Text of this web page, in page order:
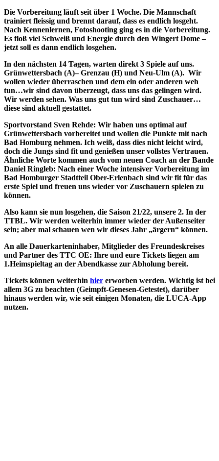
Die Vorbereitung läuft seit über 1 Woche. Die Mannschaft
trainiert fleissig und brennt darauf, dass es endlich losgeht.
Nach Kennenlernen, Fotoshooting ging es in die Vorbereitung.
Es floß viel Schweiß und Energie durch den Wingert Dome –
jetzt soll es dann endlich losgehen.
In den nächsten 14 Tagen, warten direkt 3 Spiele auf uns.
Grünwettersbach (A)– Grenzau (H) und Neu-Ulm (A). Wir
wollen wieder überraschen und dem ein oder anderen weh
tun…wir sind davon überzeugt, dass uns das gelingen wird.
Wir werden sehen. Was uns gut tun wird sind Zuschauer…
diese sind aktuell gestattet.
Sportvorstand Sven Rehde: Wir haben uns optimal auf
Grünwettersbach vorbereitet und wollen die Punkte mit nach
Bad Homburg nehmen. Ich weiß, dass dies nicht leicht wird,
doch die Jungs sind fit und genießen unser vollstes Vertrauen.
Ähnliche Worte kommen auch vom neuen Coach an der Bande
Daniel Ringleb: Nach einer Woche intensiver Vorbereitung im
Bad Homburger Stadtteil Ober-Erlenbach sind wir fit für das
erste Spiel und freuen uns wieder vor Zuschauern spielen zu
können.
Also kann sie nun losgehen, die Saison 21/22, unsere 2. In der
TTBL. Wir werden weiterhin immer wieder der Außenseiter
sein; aber mal schauen wen wir dieses Jahr „ärgern“ können.
An alle Dauerkarteninhaber, Mitglieder des Freundeskreises
und Partner des TTC OE: Ihre und eure Tickets liegen am
1.Heimspieltag an der Abendkasse zur Abholung bereit.
Tickets können weiterhin hier erworben werden. Wichtig ist bei
allem 3G zu beachten (Geimpft-Genesen-Getestet), darüber
hinaus werden wir, wie seit einigen Monaten, die LUCA-App
nutzen.